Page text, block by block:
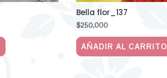
Bella flor_137
$250,000
AÑADIR AL CARRITO